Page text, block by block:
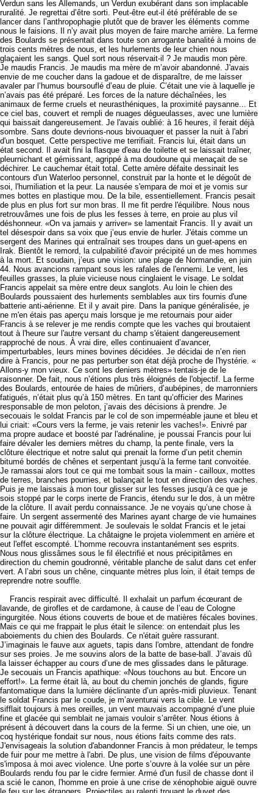
Verdun sans les Allemands, un Verdun exubérant dans son implacable
ruralité. Je regrettai d’être sorti. Peut-être eut-il été préférable de se
lancer dans l’anthropophagie plutôt que de braver les éléments comme
nous le faisions. Il n’y avait plus moyen de faire marche arrière. La ferme
des Boulards se présentait dans toute son arrogante banalité à moins de
trois cents mètres de nous, et les hurlements de leur chien nous
glaçaient les sangs. Quel sort nous réservait-il ? Je maudis mon père.
Je maudis Francis. Je maudis ma mère de m’avoir abandonné. J'avais
envie de me coucher dans la gadoue et de disparaître, de me laisser
avaler par l’humus boursouflé d’eau de pluie. C’était une vie à laquelle je
n’avais pas été préparé. Les forces de la nature déchaînées, les
animaux de ferme cruels et neurasthéniques, la proximité paysanne... Et
ce ciel bas, couvert et rempli de nuages dégueulasses, avec une lumière
qui baissait dangereusement. Je l'avais oublié: à 16 heures, il ferait déjà
sombre. Sans doute devrions-nous bivouaquer et passer la nuit à l'abri
d'un bosquet. Cette perspective me terrifiait. Francis lui, était dans un
état second. Il avait fini la flasque d'eau de toilette et se laissait traîner,
pleurnichant et gémissant, agrippé à ma doudoune qui menaçait de se
déchirer. Le cauchemar était total. Cette amère défaite dessinait les
contours d'un Waterloo personnel, construit par la honte et le dégoût de
soi, l'humiliation et la peur. La nausée s'empara de moi et je vomis sur
mes bottes en plastique mou. De la bile, essentiellement. Francis pesait
de plus en plus fort sur mon bras. Il me fit perdre l'équilibre. Nous nous
retrouvâmes une fois de plus les fesses à terre, en proie au plus vil
déshonneur. «On va jamais y arriver» se lamentait Francis. Il y avait un
tel désespoir dans sa voix que j’eus envie de hurler. J'étais comme un
sergent des Marines qui entraînait ses troupes dans un guet-apens en
Irak. Bientôt le remord, la culpabilité d'avoir précipité un de mes hommes
à la mort. Et soudain, j’eus une vision: une plage de Normandie, en juin
44. Nous avancions rampant sous les rafales de l'ennemi. Le vent, les
feuilles grasses, la pluie vicieuse nous cinglaient le visage. Le soldat
Francis appelait sa mère entre deux sanglots. Au loin le chien des
Boulards poussaient des hurlements semblables aux tirs fournis d'une
batterie anti-aérienne. Et il y avait pire. Dans la panique généralisée, je
ne m'en étais pas aperçu mais lorsque je me retournais pour aider
Francis à se relever je me rendis compte que les vaches qui broutaient
tout à l'heure sur l'autre versant du champ s'étaient dangereusement
rapproché de nous. À vrai dire, elles continuaient d’avancer,
imperturbables, leurs mines bovines décidées. Je décidai de n’en rien
dire à Francis, pour ne pas perturber son état déjà proche de l'hystérie. «
Allons-y mon vieux. Ce sont les deniers mètres» tentais-je de le
raisonner. De fait, nous n’étions plus très éloignés de l'objectif. La ferme
des Boulards, entourée de haies de mûriers, d’aubépines, de marronniers
fatigués, n’était plus qu’à 150 mètres. En tant qu’officier des Marines
responsable de mon peloton, j’avais des décisions à prendre. Je
secouais le soldat Francis par le col de son imperméable jaune et bleu et
lui criait: «Cours vers la ferme, je vais retenir les vaches!». Enivré par
ma propre audace et boosté par l'adrénaline, je poussai Francis pour lui
faire dévaler les derniers mètres du champ, la pente finale, vers la
clôture électrique et notre salut qui prenait la forme d’un petit chemin
bitumé bordés de chênes et serpentant jusqu’à la ferme tant convoitée.
Je ramassai alors tout ce qui me tombait sous la main - cailloux, mottes
de terres, branches pourries, et balançait le tout en direction des vaches.
Puis je me laissais à mon tour glisser sur les fesses jusqu’à ce que je
sois stoppé par le corps inerte de Francis, étendu sur le dos, à un mètre
de la clôture. Il avait perdu connaissance. Je ne voyais qu’une chose à
faire. Un sergent assermenté des Marines ayant charge de vie humaines
ne pouvait agir différemment. Je soulevais le soldat Francis et le jetai
sur la clôture électrique. La châtaigne le projeta violemment en arrière et
eut l'effet escompté. L’homme recouvra instantanément ses esprits.
Nous nous glissâmes sous le fil électrifié et nous précipitâmes en
direction du chemin goudronné, véritable planche de salut dans cet enfer
vert. A l’abri sous un chêne, cinquante mètres plus loin, il était temps de
reprendre notre souffle.
Francis respirait avec difficulté. Il exhalait un parfum écœurant de
lavande, de girofles et de cardamone, à cause de l’eau de Cologne
ingurgitée. Nous étions couverts de boue et de matières fécales bovines.
Mais ce qui me frappait le plus était le silence: on entendait plus les
aboiements du chien des Boulards. Ce n'était guère rassurant.
J’imaginais le fauve aux aguets, tapis dans l'ombre, attendant de fondre
sur ses proies. Je me souvins alors de la batte de base-ball. J’avais dû
la laisser échapper au cours d’une de mes glissades dans le pâturage.
Je secouais un Francis apathique: «Nous touchons au but. Encore un
effort!». La ferme était là, au bout du chemin jonchés de glands, figure
fantomatique dans la lumière déclinante d’un après-midi pluvieux. Tenant
le soldat Francis par le coude, je m’aventurai vers la cible. Le vent
sifflait toujours à mes oreilles, un vent mauvais accompagné d’une pluie
fine et glacée qui semblait ne jamais vouloir s’arrêter. Nous étions à
présent à découvert dans la cours de la ferme. Si un chien, une oie, un
coq hystérique fondait sur nous, nous étions faits comme des rats.
J'envisageais la solution d'abandonner Francis à mon prédateur, le temps
de fuir pour me mettre à l'abri. De plus, une vision de films d'épouvante
s'imposa à moi avec violence. Une porte s’ouvre à la volée sur un père
Boulards rendu fou par le cidre fermier. Armé d'un fusil de chasse dont il
a scié le canon, l'homme en proie à une crise de xénophobie aiguë ouvre